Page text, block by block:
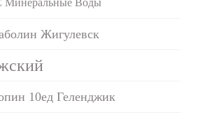
Жигулевск
10ед Геленджик